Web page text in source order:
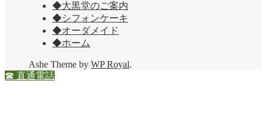
◆大黒堂のご案内
◆シフォンケーキ
◆オーダメイド
◆ホーム
Ashe Theme by WP Royal.
☎ 直通電話